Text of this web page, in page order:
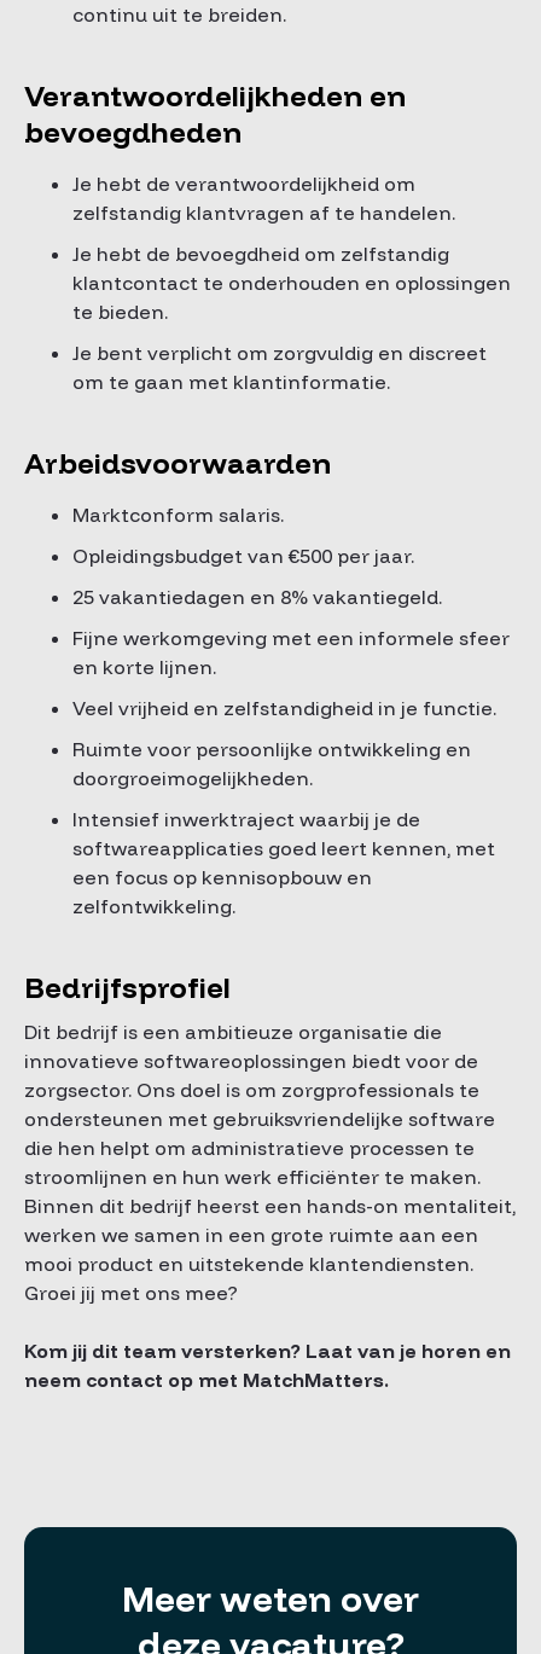
continu uit te breiden.
Verantwoordelijkheden en
bevoegdheden
Je hebt de verantwoordelijkheid om
zelfstandig klantvragen af te handelen.
Je hebt de bevoegdheid om zelfstandig
klantcontact te onderhouden en oplossingen
te bieden.
Je bent verplicht om zorgvuldig en discreet
om te gaan met klantinformatie.
Arbeidsvoorwaarden
Marktconform salaris.
Opleidingsbudget van €500 per jaar.
25 vakantiedagen en 8% vakantiegeld.
Fijne werkomgeving met een informele sfeer
en korte lijnen.
Veel vrijheid en zelfstandigheid in je functie.
Ruimte voor persoonlijke ontwikkeling en
doorgroeimogelijkheden.
Intensief inwerktraject waarbij je de
softwareapplicaties goed leert kennen, met
een focus op kennisopbouw en
zelfontwikkeling.
Bedrijfsprofiel
Dit bedrijf is een ambitieuze organisatie die
innovatieve softwareoplossingen biedt voor de
zorgsector. Ons doel is om zorgprofessionals te
ondersteunen met gebruiksvriendelijke software
die hen helpt om administratieve processen te
stroomlijnen en hun werk efficiënter te maken.
Binnen dit bedrijf heerst een hands-on mentaliteit,
werken we samen in een grote ruimte aan een
mooi product en uitstekende klantendiensten.
Groei jij met ons mee?
Kom jij dit team versterken? Laat van je horen en
neem contact op met MatchMatters.
Meer weten over
deze vacature?